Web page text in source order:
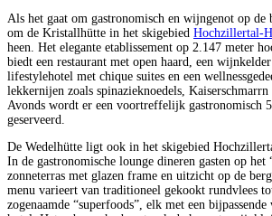
Als het gaat om gastronomisch en wijngenot op
om de Kristallhütte in het skigebied Hochzillertal-
heen. Het elegante etablissement op 2.147 meter
biedt een restaurant met open haard, een
lifestylehotel met chique suites en een
lekkernijen zoals spinazieknoedels,
Avonds wordt er een voortreffelijk gastronomisch
geserveerd.
De Wedelhütte ligt ook in het skigebied
In de gastronomische lounge dineren gasten op het
zonneterras met glazen frame en uitzicht op de
menu varieert van traditioneel gekookt rundvlees
zogenaamde “superfoods”, elk met een